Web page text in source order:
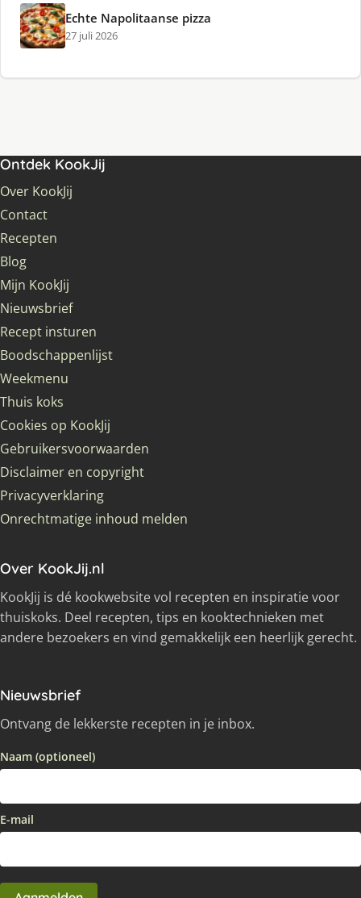
Echte Napolitaanse pizza
27 juli 2026
Ontdek KookJij
Over KookJij
Contact
Recepten
Blog
Mijn KookJij
Nieuwsbrief
Recept insturen
Boodschappenlijst
Weekmenu
Thuis koks
Cookies op KookJij
Gebruikersvoorwaarden
Disclaimer en copyright
Privacyverklaring
Onrechtmatige inhoud melden
Over KookJij.nl
KookJij is dé kookwebsite vol recepten en inspiratie voor
thuiskoks. Deel recepten, tips en kooktechnieken met
andere bezoekers en vind gemakkelijk een heerlijk gerecht.
Nieuwsbrief
Ontvang de lekkerste recepten in je inbox.
Naam (optioneel)
E-mail